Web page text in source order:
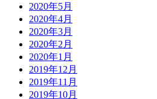
2020年5月
2020年4月
2020年3月
2020年2月
2020年1月
2019年12月
2019年11月
2019年10月